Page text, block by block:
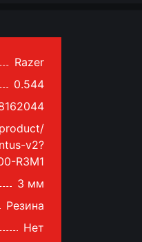
Razer
0.544
v2?
R3M1
3 мм
Резина
Нет